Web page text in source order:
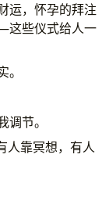
运，怀孕的拜注
这些仪式给人一
节。
人靠冥想，有人